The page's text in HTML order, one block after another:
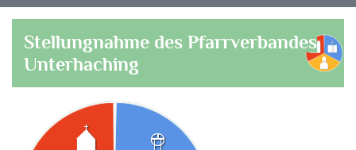
Stellungnahme des Pfarrverbandes
Unterhaching